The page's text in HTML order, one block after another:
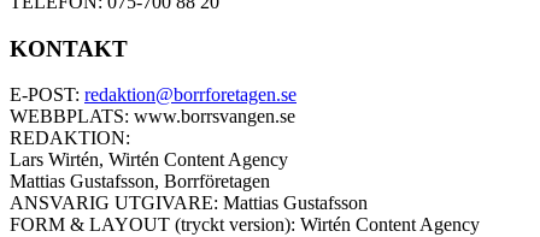
KONTAKT
E-POST: redaktion@borrforetagen.se
WEBBPLATS: www.borrsvangen.se
REDAKTION:
Lars Wirtén, Wirtén Content Agency
Mattias Gustafsson, Borrföretagen
ANSVARIG UTGIVARE: Mattias Gustafsson
FORM & LAYOUT (tryckt version): Wirtén Content Agency